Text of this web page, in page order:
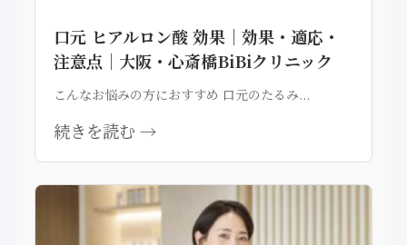
口元 ヒアルロン酸 効果｜効果・適応・
注意点｜大阪・心斎橋BiBiクリニック
こんなお悩みの方におすすめ 口元のたるみ...
続きを読む →